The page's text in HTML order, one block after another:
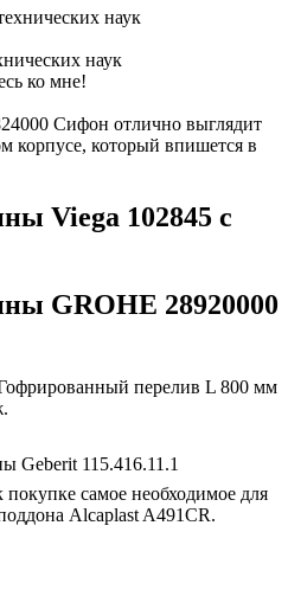
наук
ко мне!
Сифон отлично выглядит
корпусе, который впишется в
Viega 102845 с
GROHE 28920000
перелив L 800 мм
Geberit 115.416.11.1
самое необходимое для
Alcaplast A491CR.